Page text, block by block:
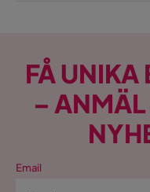
FÅ UNIKA
– ANMÄL
Email